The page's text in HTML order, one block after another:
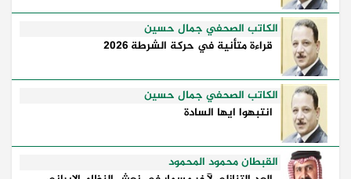
الكاتب الصحفي جمال حسين
قراءة متأنية في حركة الشرطة 2026
الكاتب الصحفي جمال حسين
انتبهوا ايها السادة
القبطان محمود المحمود